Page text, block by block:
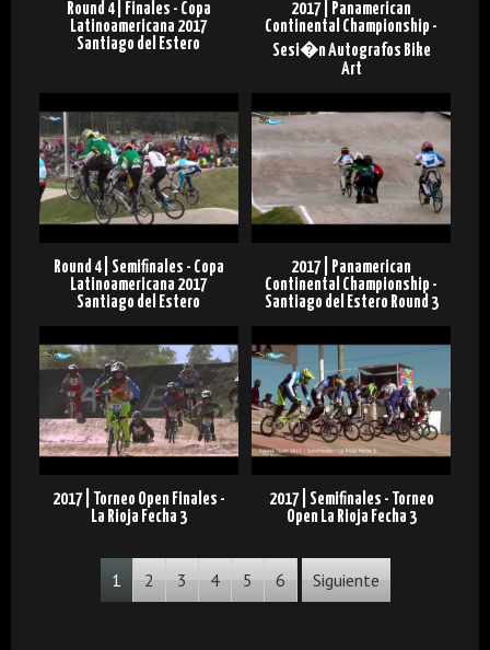
Round 4 | Finales - Copa
Latinoamericana 2017
Santiago del Estero
2017 | Panamerican
Continental Championship -
Sesi�n Autografos Bike
Art
Round 4 | Semifinales - Copa
Latinoamericana 2017
Santiago del Estero
2017 | Panamerican
Continental Championship -
Santiago del Estero Round 3
2017 | Torneo Open Finales -
La Rioja Fecha 3
2017 | Semifinales - Torneo
Open La Rioja Fecha 3
1 2 3 4 5 6 Siguiente